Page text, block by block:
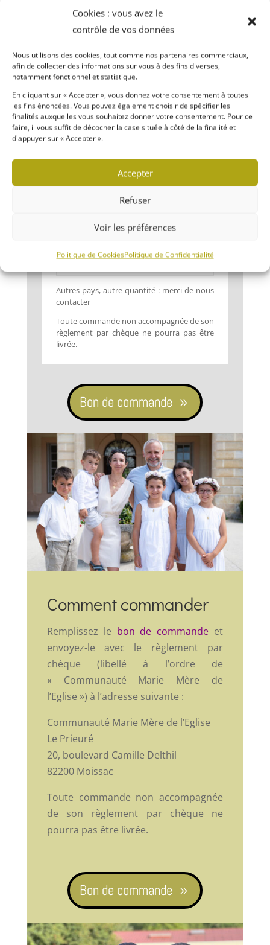
Cookies : vous avez le
contrôle de vos données
Nous utilisons des cookies, tout comme nos partenaires commerciaux,
afin de collecter des informations sur vous à des fins diverses,
notamment fonctionnel et statistique.
En cliquant sur « Accepter », vous donnez votre consentement à toutes
les fins énoncées. Vous pouvez également choisir de spécifier les
finalités auxquelles vous souhaitez donner votre consentement. Pour ce
faire, il vous suffit de décocher la case située à côté de la finalité et
d'appuyer sur « Accepter ».
Accepter
Refuser
Voir les préférences
Politique de CookiesPolitique de Confidentialité
Les frais de port
Nb d'images
Frais de port
1 => 20
21 => 60
4,00 €
61 => 210
5,00 €
211 => 420
Union Européenne + Suisse
Nb d'images
Frais de port
21 => 60
5,50 €
Autres pays, autre quantité : merci de nous
contacter
Toute commande non accompagnée de son
règlement par chèque ne pourra pas être
livrée.
Bon de commande
Comment commander
Remplissez le bon de commande et
envoyez-le avec le règlement par
chèque (libellé à l’ordre de
« Communauté Marie Mère de
l’Eglise ») à l’adresse suivante :
Communauté Marie Mère de l’Eglise
Le Prieuré
20, boulevard Camille Delthil
82200 Moissac
Toute commande non accompagnée
de son règlement par chèque ne
pourra pas être livrée.
Bon de commande